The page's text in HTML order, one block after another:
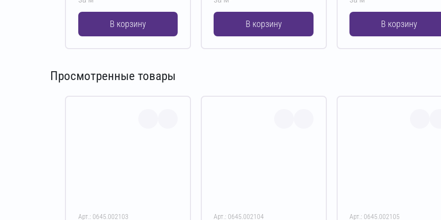
В корзину В корзину В корзину
Просмотренные товары
Арт.: 0645.002103 Арт.: 0645.002104 Арт.: 0645.002105